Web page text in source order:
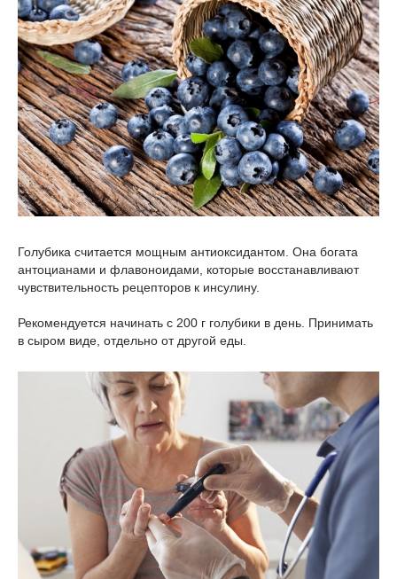
Голубика считается мощным антиоксидантом. Она богата
антоцианами и флавоноидами, которые восстанавливают
чувствительность рецепторов к инсулину.
Рекомендуется начинать с 200 г голубики в день. Принимать
в сыром виде, отдельно от другой еды.